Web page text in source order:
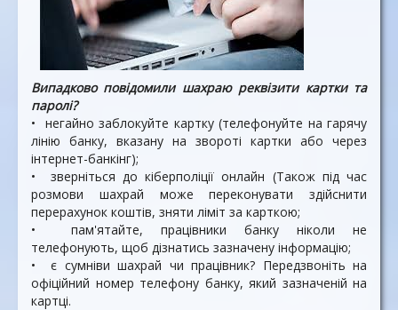
Випадково повідомили ша­храю реквізити картки та
паролі?
• негайно заблокуйте карт­ку (телефонуйте на гаря­чу
лінію банку, вказану на звороті картки або через
інтернет-банкінг);
• зверніться до кіберполіції онлайн (Також під час
розмови ша­храй може переконувати здійснити
перерахунок ко­штів, зняти ліміт за карткою;
• пам'ятайте, працівники бан­ку ніколи не
телефонують, щоб дізнатись зазначену інформацію;
• є сумніви шахрай чи праців­ник? Передзвоніть на
офіцій­ний номер телефону банку, який зазначеній на
картці.